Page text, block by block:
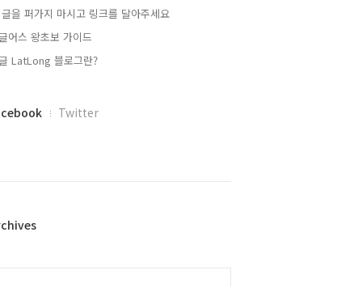
을 퍼가지 마시고 링크를 달아주세요
어스 왕초보 가이드
LatLong 블로그란?
Twitter